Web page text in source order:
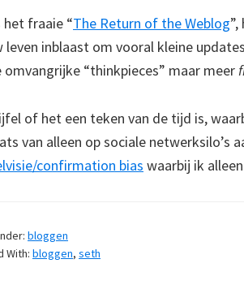
het fraaie “The Return of the Weblog
leven inblaast om vooral kleine
“thinkpieces” maar meer
of het een teken van de tijd is,
van alleen op sociale netwerksilo’s
confirmation bias waarbij ik
bloggen
With: bloggen, seth